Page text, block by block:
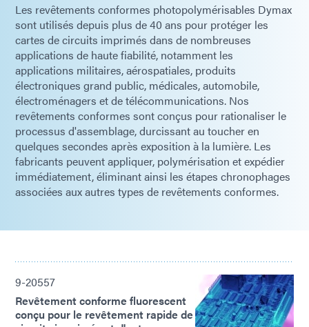
Les revêtements conformes photopolymérisables Dymax
sont utilisés depuis plus de 40 ans pour protéger les
cartes de circuits imprimés dans de nombreuses
applications de haute fiabilité, notamment les
applications militaires, aérospatiales, produits
électroniques grand public, médicales, automobile,
électroménagers et de télécommunications. Nos
revêtements conformes sont conçus pour rationaliser le
processus d'assemblage, durcissant au toucher en
quelques secondes après exposition à la lumière. Les
fabricants peuvent appliquer, polymérisation et expédier
immédiatement, éliminant ainsi les étapes chronophages
associées aux autres types de revêtements conformes.
9-20557
Revêtement conforme fluorescent
conçu pour le revêtement rapide de